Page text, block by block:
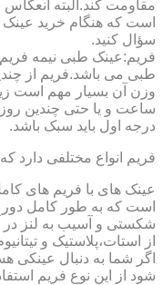
مقاومت کند.البته
است که هنگام خرید عینک
سؤال کنید.
فریم:عینک طبی نیمه
طبی می باشد.فریم از
وزن آن بسیار مهم است
ساعت و یا حتی چندین
درجه اول باید سبک باشد.
فریم انواع مختلفی دارد
است که به طور کامل
شکستی و آسیب به لنز در
از استات،پلاستیک و
اگر شما به دنبال عینکی
شود از این نوع فریم